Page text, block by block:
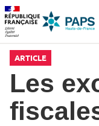
Aller
la
Aller
au
menu
Aller
au
contenu
ARTICLE
Les